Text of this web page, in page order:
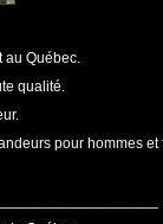
au Québec.
qualité.
pour hommes et